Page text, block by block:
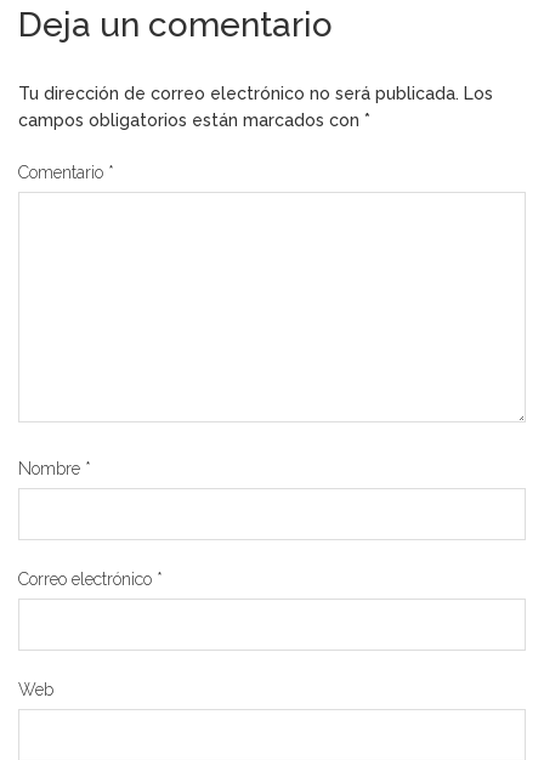
Deja un comentario
Tu dirección de correo electrónico no será publicada. Los
campos obligatorios están marcados con *
Comentario *
Nombre *
Correo electrónico *
Web